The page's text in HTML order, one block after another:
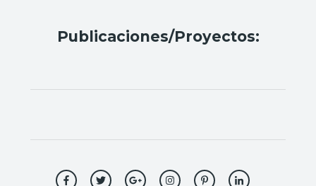
Publicaciones/Proyectos: